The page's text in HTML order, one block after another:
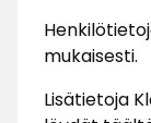
mukaisesti.
Lisätietoja